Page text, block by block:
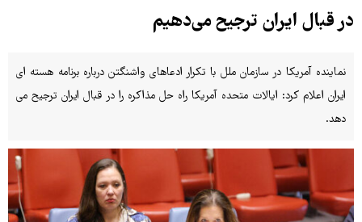
در قبال ایران ترجیح می‌دهیم
نماینده آمریکا در سازمان ملل با تکرار ادعاهای واشنگتن درباره برنامه هسته ای
ایران اعلام کرد: ایالات متحده آمریکا راه حل مذاکره را در قبال ایران ترجیح می
دهد.